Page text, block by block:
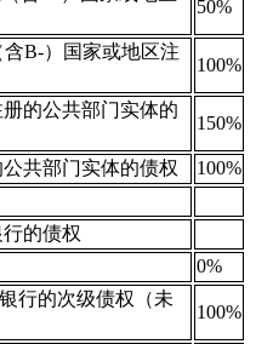
50%
B-）国家或地区注
100%
的公共部门实体的
150%
共部门实体的债权
100%
的债权
0%
行的次级债权（未
100%